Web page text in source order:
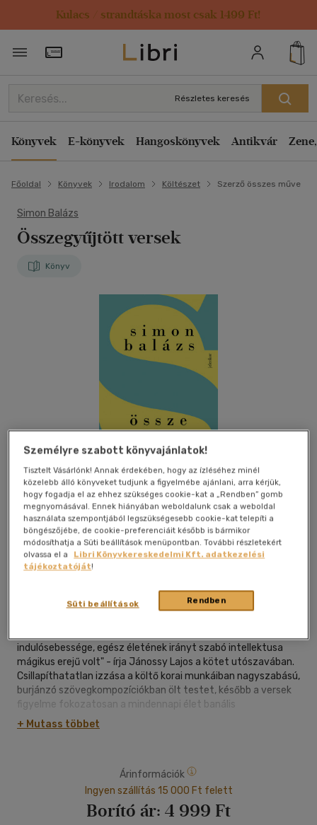
Kulacs / strandtáska most csak 1499 Ft!
Törzsvásárlói Kártya adatai
Részletes keresés
Könyvek E-könyvek Hangoskönyvek Antikvár
Főoldal Könyvek Irodalom Költészet Szerző összes műve
Simon Balázs
Összegyűjtött versek
Könyv
Kívánságlistához adom
magyar nyelvű|keménytábla,
|728 oldal
indulósebessége, egész életének irányt szabó intellektusa
mágikus erejű volt" - írja Jánossy Lajos a kötet utószavában.
Csillapíthatatlan izzása a költő korai munkáiban nagyszabású,
burjánzó szövegkompozíciókban ölt testet, később a versek
figyelme fokozatosan a mindennapi élet banális
megfigyelései, történései felé fordul egy új, töredezett
nyelvpoétika eszközeivel. Soha nem szakad el azonban a
vagonreteszként csikordul a tél, a lichthófban
galambtetemek gyűlnek, Nimród, a halottkém pedig
jegyzőkönyvbe írja a kihűlt testeket.
Simon Balázs végzetesnek bizonyuló betegségének nem
+ Mutass többet
Árinformációk
Ingyen szállítás 15 000 Ft felett
Borító ár: 4 999 Ft
Személyre szabott könyvajánlatok!
Tisztelt Vásárlónk! Annak érdekében, hogy az ízléséhez minél
közelebb álló könyveket tudjunk a figyelmébe ajánlani, arra kérjük,
hogy fogadja el az ehhez szükséges cookie-kat a „Rendben” gomb
megnyomásával. Ennek hiányában weboldalunk csak a weboldal
használata szempontjából legszükségesebb cookie-kat telepíti a
böngészőjébe, de cookie-preferenciáit később is bármikor
módosíthatja a Süti beállítások menüpontban. További részletekért
olvassa el a
Libri Könyvkereskedelmi Kft. adatkezelési
tájékoztatóját!
Rendben
Süti beállítások